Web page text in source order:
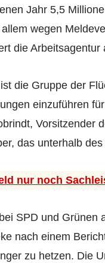
Jahr 5,5
wegen
die Arbeitsagentur
die Gruppe der
einzuführen
Vorsitzender
das unterhalb
nur noch
SPD und
nach einem
zu hetzen. Die